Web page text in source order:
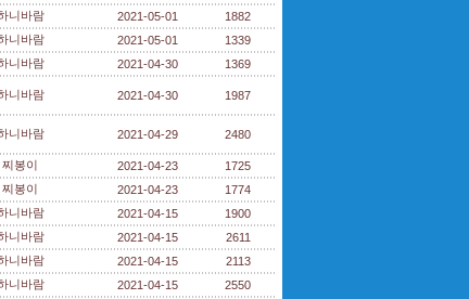
니바람 2021-05-01 1882
니바람 2021-05-01 1339
니바람 2021-04-30 1369
니바람 2021-04-30 1987
니바람 2021-04-29 2480
찌봉이 2021-04-23 1725
찌봉이 2021-04-23 1774
니바람 2021-04-15 1900
니바람 2021-04-15 2611
니바람 2021-04-15 2113
니바람 2021-04-15 2550